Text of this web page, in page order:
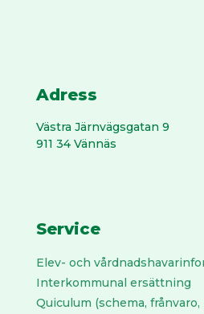
Adress
Västra Järnvägs­gatan 9
911 34 Vännäs
Service
Elev- och
Interkommunal ersättning
Quiculum (schema,